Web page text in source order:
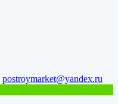
postroymarket@yandex.ru